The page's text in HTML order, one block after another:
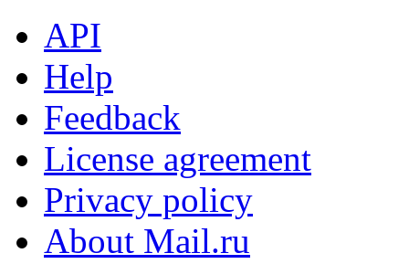
API
Help
Feedback
License agreement
Privacy policy
About Mail.ru